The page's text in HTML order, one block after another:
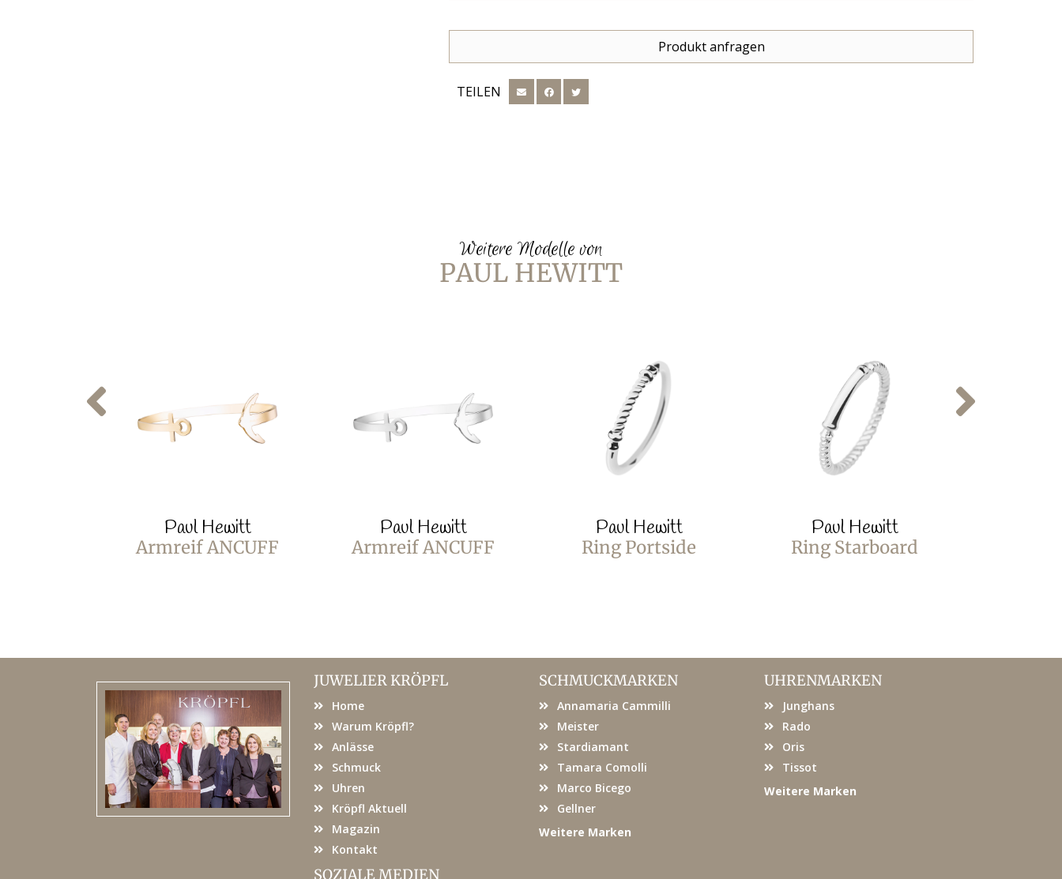
Produkt anfragen
TEILEN
Weitere Modelle von
PAUL HEWITT
Paul Hewitt
Armreif ANCUFF
Paul Hewitt
Armreif ANCUFF
Paul Hewitt
Ring Portside
Paul Hewitt
Ring Starboard
JUWELIER KRÖPFL
Home
Warum Kröpfl?
Anlässe
Schmuck
Uhren
Kröpfl Aktuell
Magazin
Kontakt
SOZIALE MEDIEN
SCHMUCKMARKEN
Annamaria Cammilli
Meister
Stardiamant
Tamara Comolli
Marco Bicego
Gellner
Weitere Marken
UHRENMARKEN
Junghans
Rado
Oris
Tissot
Weitere Marken